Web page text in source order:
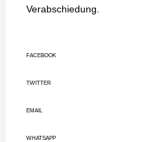
Verabschiedung.
FACEBOOK
TWITTER
EMAIL
WHATSAPP